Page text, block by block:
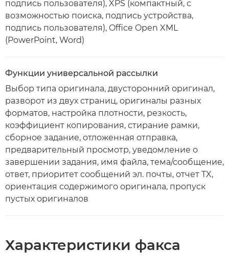
подпись пользователя), XPS (компактный, с
возможностью поиска, подпись устройства,
подпись пользователя), Office Open XML
(PowerPoint, Word)
Функции универсальной рассылки
Выбор типа оригинала, двусторонний оригинал,
разворот из двух страниц, оригиналы разных
форматов, настройка плотности, резкость,
коэффициент копирования, стирание рамки,
сборное задание, отложенная отправка,
предварительный просмотр, уведомление о
завершении задания, имя файла, тема/сообщение,
ответ, приоритет сообщений эл. почты, отчет TX,
ориентация содержимого оригинала, пропуск
пустых оригиналов
Характеристики факса